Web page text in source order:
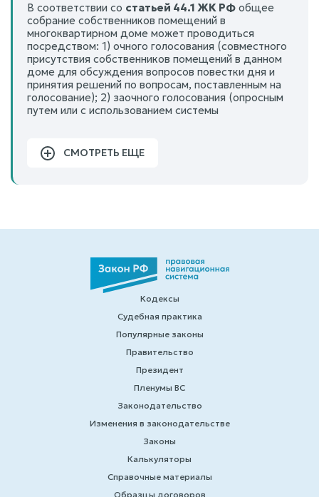
В соответствии со статьей 44.1 ЖК РФ общее
собрание собственников помещений в
многоквартирном доме может проводиться
посредством: 1) очного голосования (совместного
присутствия собственников помещений в данном
доме для обсуждения вопросов повестки дня и
принятия решений по вопросам, поставленным на
голосование); 2) заочного голосования (опросным
путем или с использованием системы
СМОТРЕТЬ ЕЩЕ
Кодексы
Судебная практика
Популярные законы
Правительство
Президент
Пленумы ВС
Законодательство
Изменения в законодательстве
Законы
Калькуляторы
Справочные материалы
Образцы договоров